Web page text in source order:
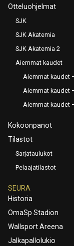
Otteluohjelmat
SJK
SJK Akatemia
SJK Akatemia 2
Aiemmat kaudet
Aiemmat kaudet
Aiemmat kaudet
Aiemmat kaudet
Kokoonpanot
Tilastot
Sarjataulukot
Pelaajatilastot
SEURA
Historia
OmaSp Stadion
Wallsport Areena
Jalkapallolukio